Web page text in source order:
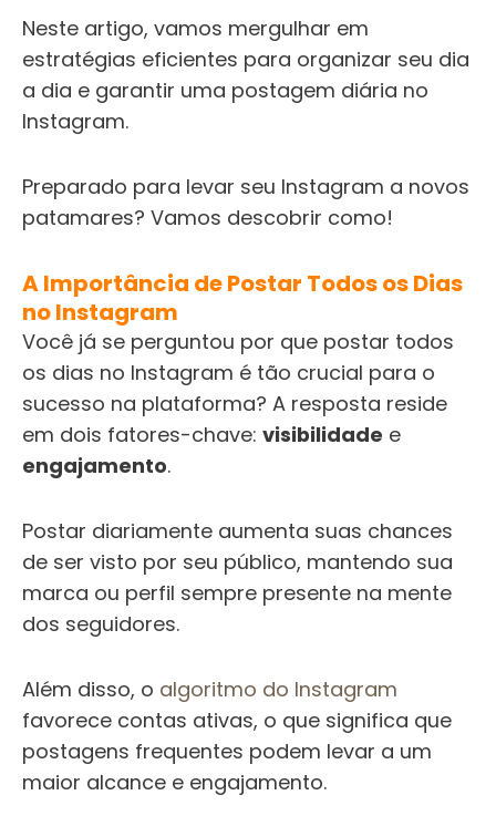
Neste artigo, vamos mergulhar em
estratégias eficientes para organizar seu dia
a dia e garantir uma postagem diária no
Instagram.
Preparado para levar seu Instagram a novos
patamares? Vamos descobrir como!
A Importância de Postar Todos os Dias
no Instagram
Você já se perguntou por que postar todos
os dias no Instagram é tão crucial para o
sucesso na plataforma? A resposta reside
em dois fatores-chave: visibilidade e
engajamento.
Postar diariamente aumenta suas chances
de ser visto por seu público, mantendo sua
marca ou perfil sempre presente na mente
dos seguidores.
Além disso, o algoritmo do Instagram
favorece contas ativas, o que significa que
postagens frequentes podem levar a um
maior alcance e engajamento.